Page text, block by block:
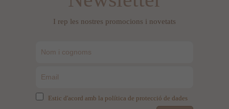
I rep les nostres promocions i novetats
Estic d'acord amb la política de protecció de dades